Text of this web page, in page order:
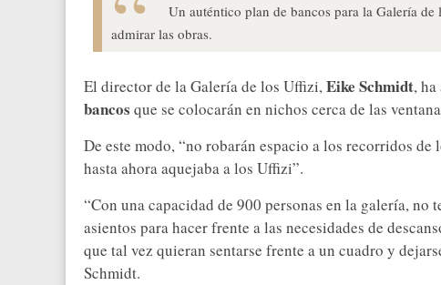
Un auténtico plan de bancos para la Galería
admirar las obras.
El director de la Galería de los Uffizi,Eike Schmidt,
bancos que se colocarán en nichos cerca de las
De este modo, “no robarán espacio a los recorridos
hasta ahora aquejaba a los Uffizi”.
“Con una capacidad de 900 personas en la galería,
asientos para hacer frente a las necesidades de
que tal vez quieran sentarse frente a un cuadro y
Schmidt.